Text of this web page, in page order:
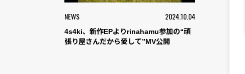
NEWS 2024.10.04
4s4ki、新作EPよりrinahamu参加の“頑
張り屋さんだから愛して”MV公開